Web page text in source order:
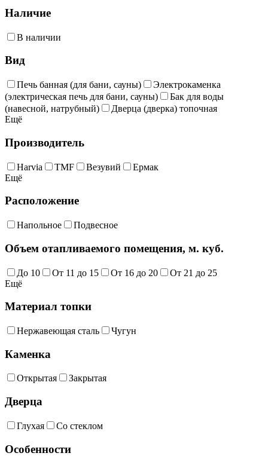
Наличие
В наличии
Вид
Печь банная (для бани, сауны)
Электрокаменка
(электрическая печь для бани, сауны)
Бак для воды
(навесной, натрубный)
Дверца (дверка) топочная
Ещё
Производитель
Harvia TMF Везувий
Ермак
Ещё
Расположение
Напольное Подвесное
Объем отапливаемого помещения, м. куб.
До 10 От 11 до 15 От 16 до 20
От 21 до 25
Ещё
Материал топки
Нержавеющая сталь Чугун
Каменка
Открытая Закрытая
Дверца
Глухая Со стеклом
Особенности